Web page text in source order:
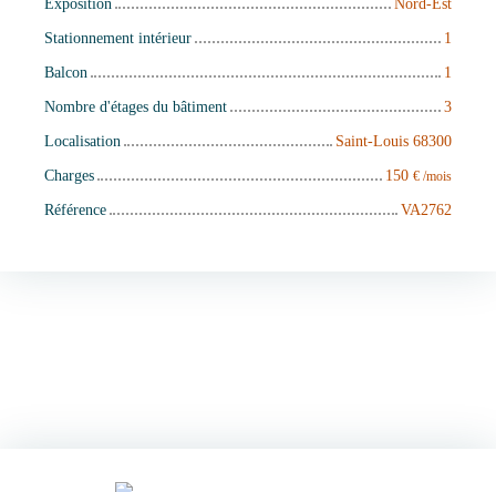
Stationnement intérieur
1
Balcon
1
Nombre d'étages du bâtiment
3
Localisation
Saint-Louis 68300
Charges
150 € /mois
Référence VA2762